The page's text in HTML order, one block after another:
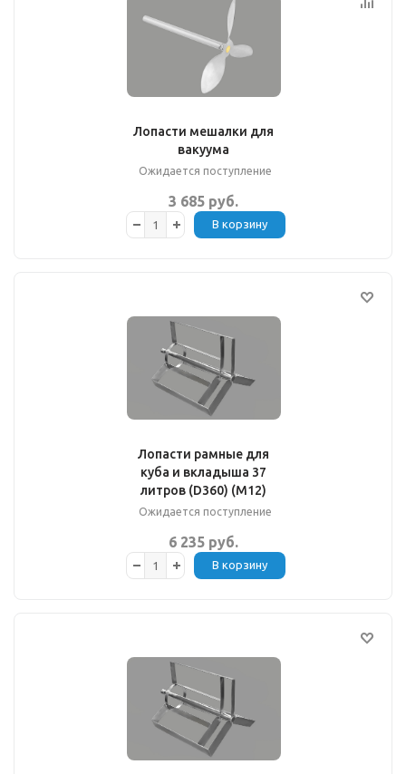
Лопасти мешалки для
вакуума
Ожидается поступление
3 685 руб.
В корзину
Лопасти рамные для
куба и вкладыша 37
литров (D360) (М12)
Ожидается поступление
6 235 руб.
В корзину